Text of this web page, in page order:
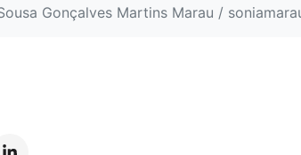
Gonçalves Martins Marau /